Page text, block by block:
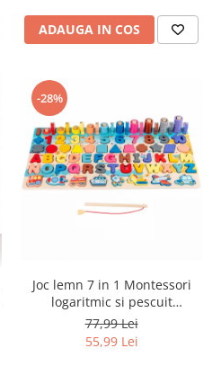
ADAUGA IN COS
-28%
Joc lemn 7 in 1 Montessori
logaritmic si pescuit
magnetic, multicolor
77,99 Lei
55,99 Lei